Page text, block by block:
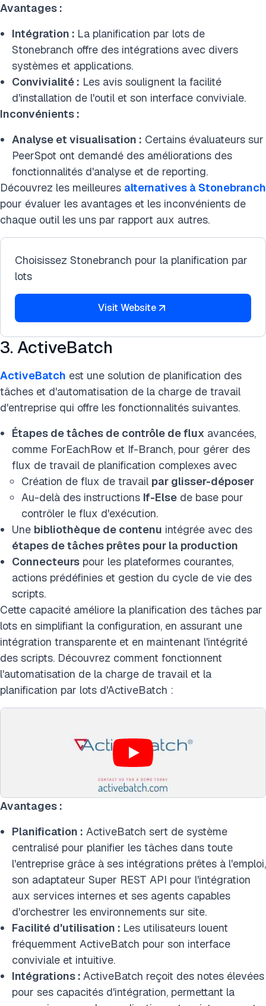
Avantages :
Intégration : La planification par lots de
Stonebranch offre des intégrations avec divers
systèmes et applications.
Convivialité : Les avis soulignent la facilité
d'installation de l'outil et son interface conviviale.
Inconvénients :
Analyse et visualisation : Certains évaluateurs sur
PeerSpot ont demandé des améliorations des
fonctionnalités d'analyse et de reporting.
Découvrez les meilleures alternatives à Stonebranch
pour évaluer les avantages et les inconvénients de
chaque outil les uns par rapport aux autres.
Choisissez Stonebranch pour la planification par
lots
Visit Website
3. ActiveBatch
ActiveBatch est une solution de planification des
tâches et d'automatisation de la charge de travail
d'entreprise qui offre les fonctionnalités suivantes.
Étapes de tâches de contrôle de flux avancées,
comme ForEachRow et If-Branch, pour gérer des
flux de travail de planification complexes avec
Création de flux de travail par glisser-déposer
Au-delà des instructions If-Else de base pour
contrôler le flux d'exécution.
Une bibliothèque de contenu intégrée avec des
étapes de tâches prêtes pour la production
Connecteurs pour les plateformes courantes,
actions prédéfinies et gestion du cycle de vie des
scripts.
Cette capacité améliore la planification des tâches par
lots en simplifiant la configuration, en assurant une
intégration transparente et en maintenant l'intégrité
des scripts. Découvrez comment fonctionnent
l'automatisation de la charge de travail et la
planification par lots d'ActiveBatch :
Avantages :
Planification : ActiveBatch sert de système
centralisé pour planifier les tâches dans toute
l'entreprise grâce à ses intégrations prêtes à l'emploi,
son adaptateur Super REST API pour l'intégration
aux services internes et ses agents capables
d'orchestrer les environnements sur site.
Facilité d'utilisation : Les utilisateurs louent
fréquemment ActiveBatch pour son interface
conviviale et intuitive.
Intégrations : ActiveBatch reçoit des notes élevées
pour ses capacités d'intégration, permettant la